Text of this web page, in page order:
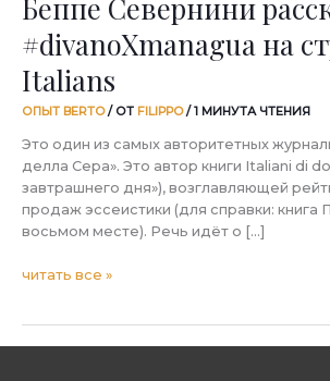
Беппе Севернини
#divanoXmanagua на
Italians
ОПЫТ BERTO/ ОТ FILIPPO/1 МИНУТА ЧТЕНИЯ
Это один из самых авторитетных
делла Сера». Это автор книги Italiani di
завтрашнего дня»), возглавляющей
продаж эссеистики (для справки: книга
восьмом месте). Речь идёт о […]
читать все »